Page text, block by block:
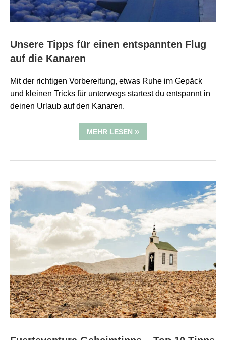
Unsere Tipps für einen entspannten Flug
auf die Kanaren
Mit der richtigen Vorbereitung, etwas Ruhe im Gepäck
und kleinen Tricks für unterwegs startest du entspannt in
deinen Urlaub auf den Kanaren.
MEHR LESEN